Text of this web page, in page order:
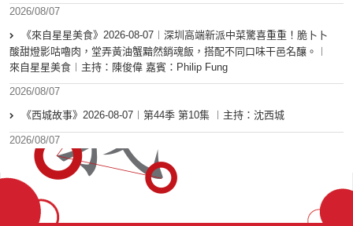
2026/08/07
《來自星星美食》2026-08-07︱深圳高端新派中菜驚喜重重！脆卜卜
酸甜燈影咕嚕肉，堂弄黃油蟹黯然銷魂飯，搭配不同口味干邑名釀。︱
來自星星美食︱主持：陳俊偉 嘉賓：Philip Fung
2026/08/07
《西城故事》2026-08-07︱第44季 第10集 ︱主持：沈西城
2026/08/07